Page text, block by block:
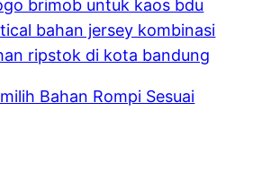
Bahan Rompi Sesuai